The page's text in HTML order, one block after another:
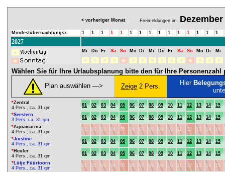
< vorheriger Monat Freimeldungen im Dezember
Mindestübernachtungsz. 1 1 1 1 1 1 1 1 1 1 1 1 1 1 1
2027
Mi Do Fr Sa So Mo Di Mi Do Fr Sa So Mo Di Mi
Wählen Sie für Ihre Urlaubsplanung bitte den für Ihre Personenzahl
Plan auswählen ―>
Zeige2 Pers. Hier
*Zentral
4 Pers., ca. 31 qm
01 02 03 04 05 06 07 08 09 10 11 12 13 14
15
*Seestern
3 Pers. ca. 31 qm
01 02 03 04 05 06 07 08 09 10 11 12 13 14
15
*Aquamarina
4 Pers., ca. 31 qm
01 02 03 04 05 06 07 08 09 10 11 12 13 14
15
*Juistine
4 Pers., ca. 31 qm
01 02 03 04 05 06 07 08 09 10 11 12 13 14
15
* Heuler
4 Pers., ca. 31 qm
01 02 03 04 05 06 07 08 09 10 11 12 13 14
15
* Lütje Füürtoorn
4 Pers., ca. 31 qm
01 02 03 04 05 06 07 08 09 10 11 12 13 14
15